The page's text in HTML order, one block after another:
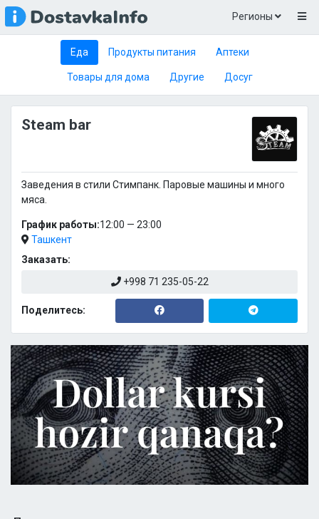
Регионы
Еда Продукты питания Аптеки
Товары для дома Другие Досуг
Steam bar
Заведения в стили Стимпанк. Паровые машины и много
мяса.
График работы:12:00 — 23:00
Ташкент
Заказать:
+998 71 235-05-22
Поделитесь: